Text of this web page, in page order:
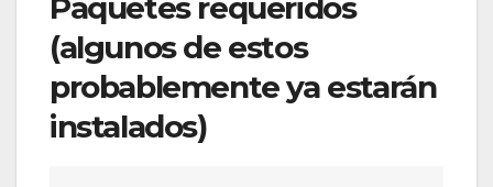
(algunos de estos
probablemente ya estarán
instalados)